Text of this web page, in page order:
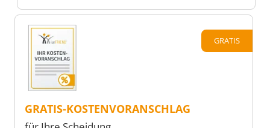
GRATIS
GRATIS-KOSTENVORANSCHLAG